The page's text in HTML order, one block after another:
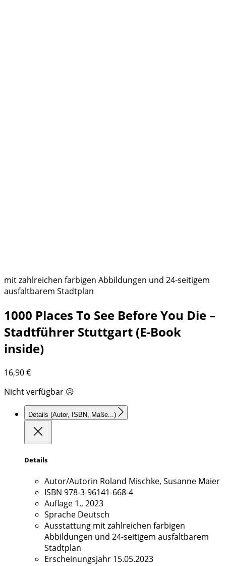
mit zahlreichen farbigen Abbildungen und 24-seitigem
ausfaltbarem Stadtplan
1000 Places To See Before You Die –
Stadtführer Stuttgart (E-Book
inside)
16,90€
Nicht verfügbar 😥
Details (Autor, ISBN, Maße...)
Details
Autor/Autorin Roland Mischke, Susanne Maier
ISBN 978-3-96141-668-4
Auflage 1., 2023
Sprache Deutsch
Ausstattung mit zahlreichen farbigen
Abbildungen und 24-seitigem ausfaltbarem
Stadtplan
Erscheinungsjahr 15.05.2023